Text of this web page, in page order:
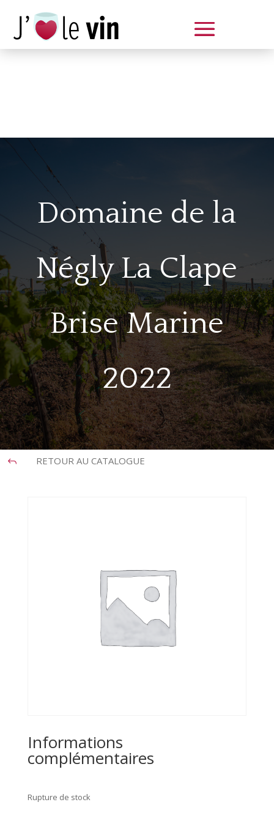
Domaine de la
Négly La Clape
Brise Marine
2022
J RETOUR AU CATALOGUE
Informations
complémentaires
Rupture de stock